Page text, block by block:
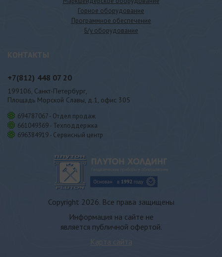
Горное оборудование
Программное обеспечение
Б/у оборудование
КОНТАКТЫ
+7(812) 448 07 20
199106, Санкт-Петербург,
Площадь Морской Славы, д.1, офис 305
694787067 - Отдел продаж
661049369 - Техподдержка
696384919 - Сервисный центр
Copyright 2026. Все права защищены
Информация на сайте не
является публичной офертой.
Карта сайта